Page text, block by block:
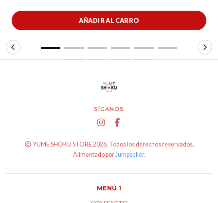
AÑADIR AL CARRO
SÍGANOS
YUME SHOKU STORE 2026. Todos los derechos reservados.
Alimentado por Jumpseller.
MENÚ 1